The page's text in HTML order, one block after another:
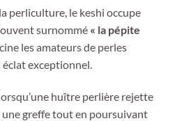
perliculture, le keshi occupe
surnommé « la pépite
les amateurs de perles
exceptionnel.
huître perlière rejette
une greffe tout en poursuivant